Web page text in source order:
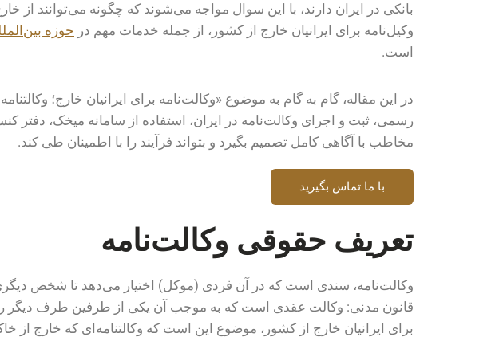
بانکی در ایران دارند، با این سوال مواجه می‌شوند که چگونه می‌توانند از
وکیل‌نامه برای ایرانیان خارج از کشور، از جمله خدمات مهم در حوزه
است.
در این مقاله، گام به گام به موضوع «وکالت‌نامه برای ایرانیان خارج؛
رسمی، ثبت و اجرای وکالت‌نامه در ایران، استفاده از سامانه میخک،
مخاطب با آگاهی کامل تصمیم بگیرد و بتواند فرآیند را با اطمینان طی کند.
با ما تماس بگیرید
تعریف حقوقی وکالت‌نامه
قانون مدنی: وکالت عقدی است که به موجب آن یکی از طرفین طرف دیگر را
برای ایرانیان خارج از کشور، موضوع این است که وکالتنامه‌ای که خارج از